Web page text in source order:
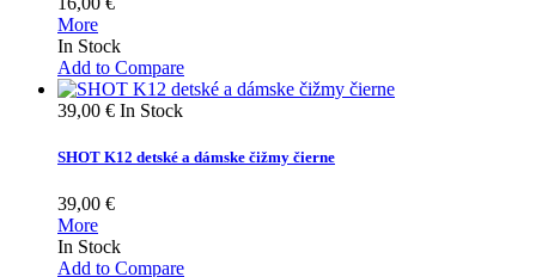
More
In Stock
Add to Compare
39,00 € In Stock
SHOT K12 detské a dámske čižmy čierne
39,00 €
More
In Stock
Add to Compare